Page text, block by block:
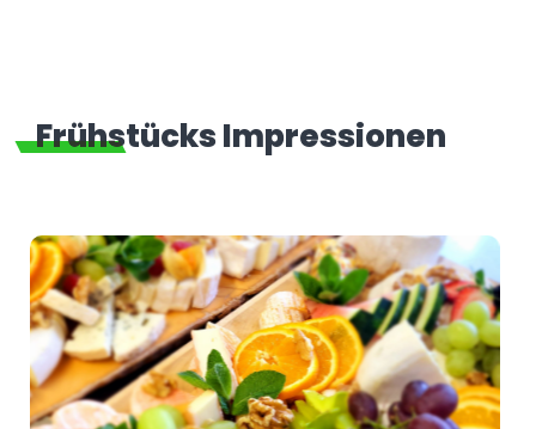
Frühstücks Impressionen